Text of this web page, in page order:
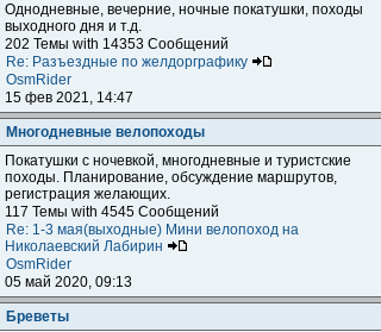
Однодневные, вечерние, ночные покатушки, походы
выходного дня и т.д.
202 Темы with 14353 Сообщений
Re: Разъездные по желдорграфику
OsmRider
15 фев 2021, 14:47
Многодневные велопоходы
Покатушки с ночевкой, многодневные и туристские
походы. Планирование, обсуждение маршрутов,
регистрация желающих.
117 Темы with 4545 Сообщений
Re: 1-3 мая(выходные) Мини велопоход на
Николаевский Лабирин
OsmRider
05 май 2020, 09:13
Бреветы